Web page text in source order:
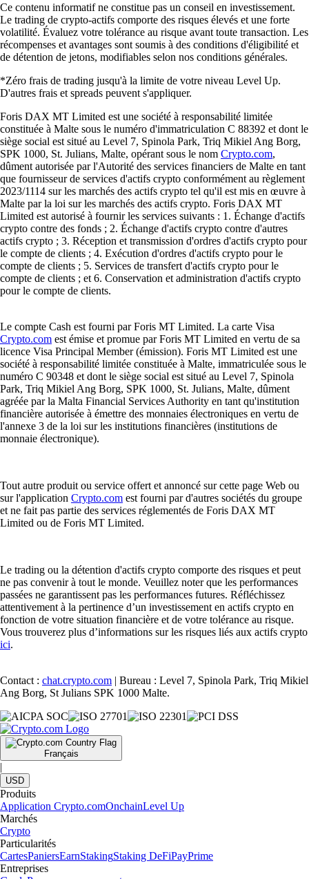
Ce contenu informatif ne constitue pas un conseil en investissement.
Le trading de crypto-actifs comporte des risques élevés et une forte
volatilité. Évaluez votre tolérance au risque avant toute transaction. Les
récompenses et avantages sont soumis à des conditions d'éligibilité et
de détention de jetons, modifiables selon nos conditions générales.
*Zéro frais de trading jusqu'à la limite de votre niveau Level Up.
D'autres frais et spreads peuvent s'appliquer.
Foris DAX MT Limited est une société à responsabilité limitée
constituée à Malte sous le numéro d'immatriculation C 88392 et dont le
siège social est situé au Level 7, Spinola Park, Triq Mikiel Ang Borg,
SPK 1000, St. Julians, Malte, opérant sous le nom Crypto.com,
dûment autorisée par l'Autorité des services financiers de Malte en tant
que fournisseur de services d'actifs crypto conformément au règlement
2023/1114 sur les marchés des actifs crypto tel qu'il est mis en œuvre à
Malte par la loi sur les marchés des actifs crypto. Foris DAX MT
Limited est autorisé à fournir les services suivants : 1. Échange d'actifs
crypto contre des fonds ; 2. Échange d'actifs crypto contre d'autres
actifs crypto ; 3. Réception et transmission d'ordres d'actifs crypto pour
le compte de clients ; 4. Exécution d'ordres d'actifs crypto pour le
compte de clients ; 5. Services de transfert d'actifs crypto pour le
compte de clients ; et 6. Conservation et administration d'actifs crypto
pour le compte de clients.
Le compte Cash est fourni par Foris MT Limited. La carte Visa
Crypto.com est émise et promue par Foris MT Limited en vertu de sa
licence Visa Principal Member (émission). Foris MT Limited est une
société à responsabilité limitée constituée à Malte, immatriculée sous le
numéro C 90348 et dont le siège social est situé au Level 7, Spinola
Park, Triq Mikiel Ang Borg, SPK 1000, St. Julians, Malte, dûment
agréée par la Malta Financial Services Authority en tant qu'institution
financière autorisée à émettre des monnaies électroniques en vertu de
l'annexe 3 de la loi sur les institutions financières (institutions de
monnaie électronique).
Tout autre produit ou service offert et annoncé sur cette page Web ou
sur l'application Crypto.com est fourni par d'autres sociétés du groupe
et ne fait pas partie des services réglementés de Foris DAX MT
Limited ou de Foris MT Limited.
Le trading ou la détention d'actifs crypto comporte des risques et peut
ne pas convenir à tout le monde. Veuillez noter que les performances
passées ne garantissent pas les performances futures. Réfléchissez
attentivement à la pertinence d’un investissement en actifs crypto en
fonction de votre situation financière et de votre tolérance au risque.
Vous trouverez plus d’informations sur les risques liés aux actifs crypto
ici.
Contact : chat.crypto.com | Bureau : Level 7, Spinola Park, Triq Mikiel
Ang Borg, St Julians SPK 1000 Malte.
Français
|
USD
Produits
Application Crypto.comOnchainLevel Up
Marchés
Crypto
Particularités
CartesPaniersEarnStakingStaking DeFiPayPrime
Entreprises